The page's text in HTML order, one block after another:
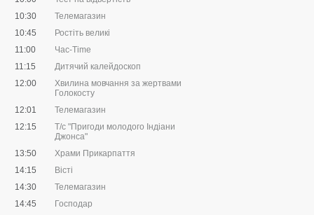
10:30
Телемагазин
10:45
Ростіть великі
11:00
Час-Time
11:15
Дитячий калейдоскоп
12:00
Хвилина мовчання за жертвами
Голокосту
12:01
Телемагазин
12:15
Т/с "Пригоди молодого Індіани
Джонса"
13:50
Храми Прикарпаття
14:15
Вісті
14:30
Телемагазин
14:45
Господар